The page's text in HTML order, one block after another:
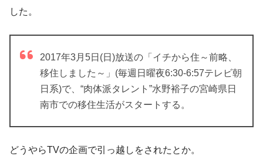
した。
2017年3月5日(日)放送の「イチから住～前略、
移住しました～」(毎週日曜夜6:30-6:57テレビ朝
日系)で、“肉体派タレント”水野裕子の宮崎県日
南市での移住生活がスタートする。
どうやらTVの企画で引っ越しをされたとか。